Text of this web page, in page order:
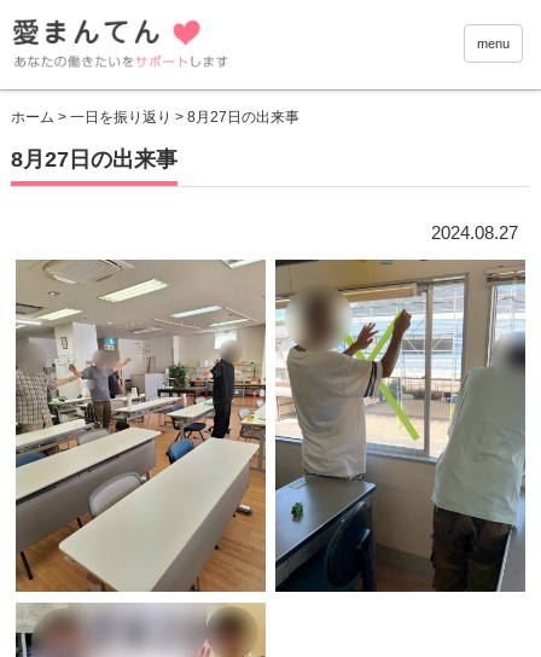
愛まん
menu
ホーム > 一日を振り返り > 8月27日の出来事
8月27日の出来事
2024.08.27